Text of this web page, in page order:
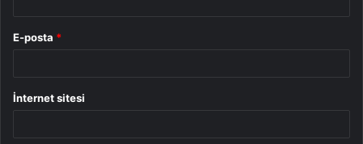
E-posta *
İnternet sitesi